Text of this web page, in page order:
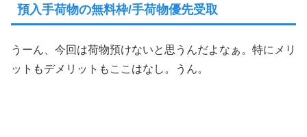
預入手荷物の無料枠/手荷物優先受取
うーん、今回は荷物預けないと思うんだよなぁ。特にメリ
ットもデメリットもここはなし。うん。